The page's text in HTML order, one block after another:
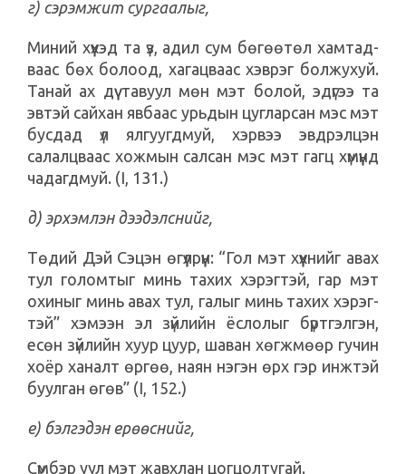
г) сэрэмжит сургаалыг,
Миний хүүхэд та үз, адил сум бөгөөтөл хамтад-
ваас бөх болоод, хагацваас хэврэг болжухуй.
Танай ах дүү тавуул мөн мэт болой, эдүгээ та
эвтэй сайхан явбаас урьдын цугларсан мэс мэт
бусдад үл ялгуугдмуй, хэрвээ эвдрэлцэн
салалцваас хожмын салсан мэс мэт гагц хүмүүнд
чадагдмуй. (I, 131.)
д) эрхэмлэн дээдэлснийг,
Төдий Дэй Сэцэн өгүүлрүүн: “Гол мэт хүүхнийг авах
тул голомтыг минь тахих хэрэгтэй, гар мэт
охиныг минь авах тул, галыг минь тахих хэрэг-
тэй” хэмээн эл зүйлийн ёслолыг бүртгэлгэн,
есөн зүйлийн хуур цуур, шаван хөгжмөөр гучин
хоёр ханалт өргөө, наян нэгэн өрх гэр инжтэй
буулган өгөв” (I, 152.)
е) бэлгэдэн ерөөснийг,
Сүмбэр уул мэт жавхлан цогцолтугай.